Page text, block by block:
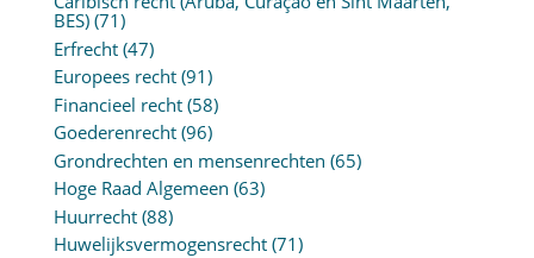
BES)(71)
Erfrecht(47)
Europees recht(91)
Financieel recht(58)
Goederenrecht(96)
Grondrechten en mensenrechten (65)
Hoge Raad Algemeen (63)
Huurrecht(88)
Huwelijksvermogensrecht(71)